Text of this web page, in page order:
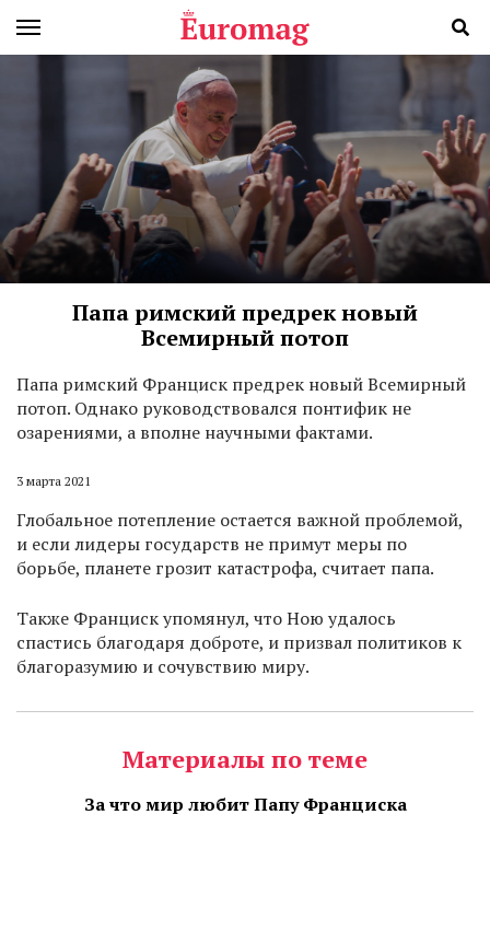
Папа римский предрек новый
Всемирный потоп
Папа римский Франциск предрек новый Всемирный
потоп. Однако руководствовался понтифик не
озарениями, а вполне научными фактами.
3 марта 2021
Глобальное потепление остается важной проблемой,
и если лидеры государств не примут меры по
борьбе, планете грозит катастрофа, считает папа.
Также Франциск упомянул, что Ною удалось
спастись благодаря доброте, и призвал политиков к
благоразумию и сочувствию миру.
Материалы по теме
За что мир любит Папу Франциска